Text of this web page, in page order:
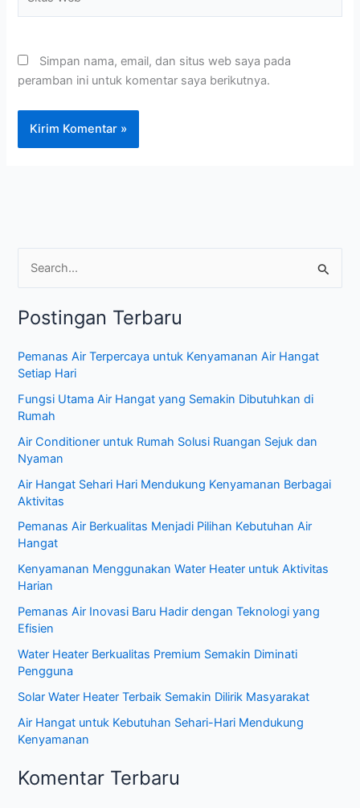
Web
Simpan nama, email, dan situs web saya pada
peramban ini untuk komentar saya berikutnya.
r
u
t
u
k
:
Postingan Terbaru
Pemanas Air Terpercaya untuk Kenyamanan Air Hangat
Setiap Hari
Fungsi Utama Air Hangat yang Semakin Dibutuhkan di
Rumah
Air Conditioner untuk Rumah Solusi Ruangan Sejuk dan
Nyaman
Air Hangat Sehari Hari Mendukung Kenyamanan Berbagai
Aktivitas
Pemanas Air Berkualitas Menjadi Pilihan Kebutuhan Air
Hangat
Kenyamanan Menggunakan Water Heater untuk Aktivitas
Harian
Pemanas Air Inovasi Baru Hadir dengan Teknologi yang
Efisien
Water Heater Berkualitas Premium Semakin Diminati
Pengguna
Solar Water Heater Terbaik Semakin Dilirik Masyarakat
Air Hangat untuk Kebutuhan Sehari-Hari Mendukung
Kenyamanan
Komentar Terbaru